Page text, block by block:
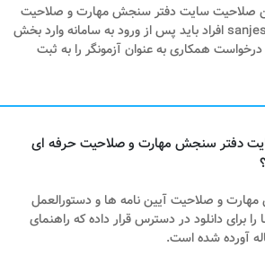
صلاحیت سایت دفتر سنجش مهارت و صلاحیت
حرفه ای sanjesh.irantvto.ir افراد باید پس از ورود به سامانه وارد بخش
همکاری به عنوان آزمونگر را به ثبت
دفتر سنجش مهارت و صلاحیت حرفه ای
و صلاحیت آیین نامه ها و دستورالعمل
برای دانلود در دسترس قرار داده که راهنمای
آورده شده است.